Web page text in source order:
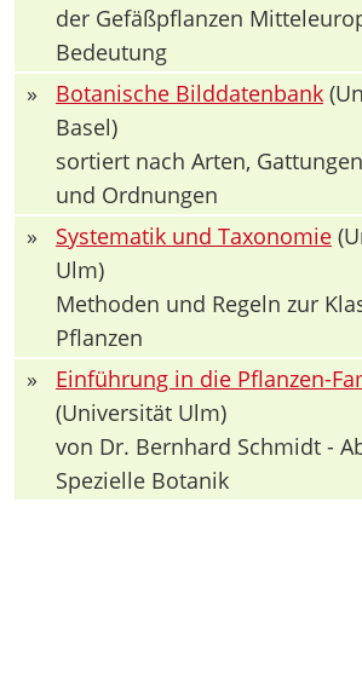
der Gefäßpflanzen
Bedeutung
»
Botanische Bilddatenbank
Basel)
sortiert nach Arten,
und Ordnungen
»
Systematik und Taxonomie
Ulm)
Methoden und Regeln zur
Pflanzen
»
Einführung in die Pflanzen-
(Universität Ulm)
von Dr. Bernhard Schmidt -
Spezielle Botanik